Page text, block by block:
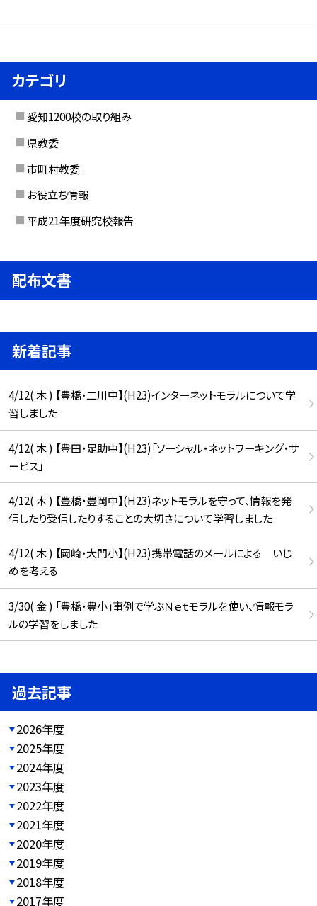
カテゴリ
愛知1200校の取り組み
県教委
市町村教委
お役立ち情報
平成21年度研究校報告
配布文書
新着記事
4/12( 木 ) 【豊橋・二川中】(H23)インターネットモラルについて学
習しました
4/12( 木 ) 【豊田・足助中】(H23)「ソーシャル・ネットワーキング・サ
ービス」
4/12( 木 ) 【豊橋・豊岡中】(H23)ネットモラルを守って、情報を発
信したり受信したりすることの大切さについて学習しました
4/12( 木 ) 【岡崎・大門小】(H23)携帯電話のメールによる いじ
めを考える
3/30( 金 ) 「豊橋・豊小」事例で学ぶＮｅｔモラルを使い、情報モラ
ルの学習をしました
過去記事
2026年度
2025年度
2024年度
2023年度
2022年度
2021年度
2020年度
2019年度
2018年度
2017年度